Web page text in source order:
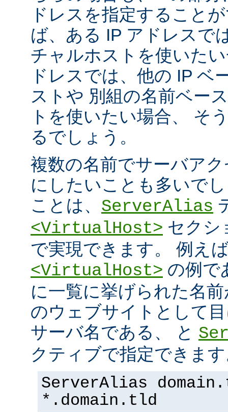
ドレスを指定すること
ば、ある IP アドレスで
チャルホストを使いた
ドレスでは、他の IP ベ
ストや 別組の名前ベー
トを使いたい場合、 そ
るでしょう。
複数の名前でサーバア
にしたいことも多いで
ことは、 ServerAlias
<VirtualHost> セクシ
で実現できます。 例え
<VirtualHost> の例で
に一覧に挙げられた名
のウェブサイトとして
サーバ名である、 と
クティブで指定できま
ServerAlias
*.domain.tld